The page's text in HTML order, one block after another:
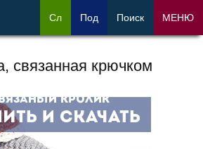
связанная крючком
Сл Под Поиск МЕНЮ